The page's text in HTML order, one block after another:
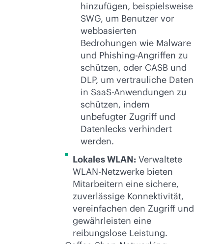
hinzufügen, beispielsweise
SWG, um Benutzer vor
webbasierten
Bedrohungen wie Malware
und Phishing-Angriffen zu
schützen, oder CASB und
DLP, um vertrauliche Daten
in SaaS-Anwendungen zu
schützen, indem
unbefugter Zugriff und
Datenlecks verhindert
werden.
Lokales WLAN: Verwaltete
WLAN-Netzwerke bieten
Mitarbeitern eine sichere,
zuverlässige Konnektivität,
vereinfachen den Zugriff und
gewährleisten eine
reibungslose Leistung.